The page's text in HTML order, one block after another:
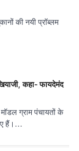
की नयी प्रॉब्लम
कहा- फायदेमंद
ग्राम पंचायतों के
हैं।…